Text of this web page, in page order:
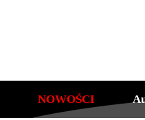
NOWOŚCI